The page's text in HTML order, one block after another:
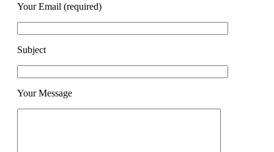
Your Email (required)
Subject
Your Message